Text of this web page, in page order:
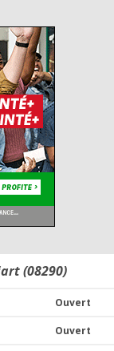
(08290)
Ouvert
Ouvert